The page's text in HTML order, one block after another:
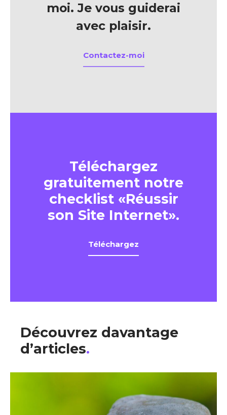
moi. Je vous guiderai
avec plaisir.
Contactez-moi
Téléchargez
gratuitement notre
checklist «Réussir
son Site Internet».
Téléchargez
Découvrez davantage
d’articles.